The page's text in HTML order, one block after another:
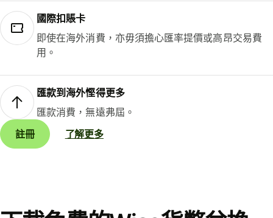
國際扣賬卡
即使在海外消費，亦毋須擔心匯率提價或高昂交易費
用。
匯款到海外慳得更多
匯款消費，無遠弗屆。
註冊
了解更多